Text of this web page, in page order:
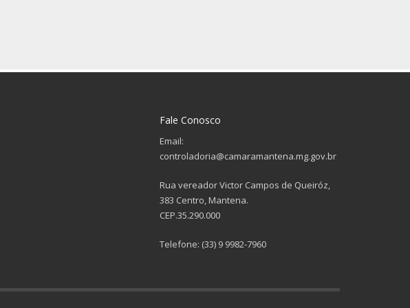
Fale Conosco
Email:
controladoria@camaramantena.mg.gov.br
Rua vereador Victor Campos de Queiróz,
383 Centro, Mantena.
CEP.35.290.000
Telefone: (33) 9 9982-7960